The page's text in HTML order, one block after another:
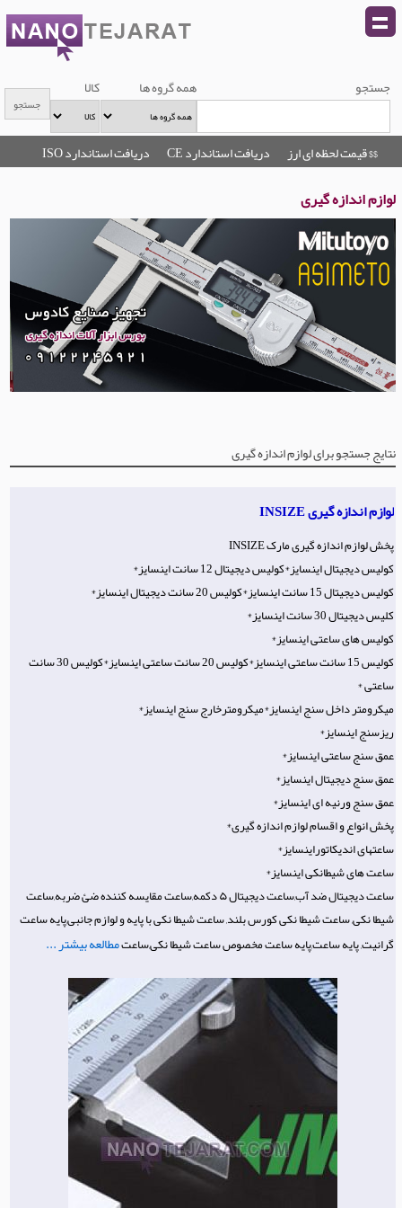
جستجو همه گروه ها کالا
$$ قیمت لحظه ای ارز دریافت استاندارد CE دریافت استاندارد ISO
لوازم اندازه گیری
نتایج جستجو برای لوازم اندازه گیری
لوازم اندازه گیری INSIZE
پخش لوازم اندازه گیری مارک INSIZE
کولیس دیجیتال اینسایز*کولیس دیجیتال 12 سانت اینسایز*
کولیس دیجیتال 15 سانت اینسایز*کولیس 20 سانت دیجیتال اینسایز*
کلیس دیجیتال 30 سانت اینسایز*
کولیس های ساعتی اینسایز*
کولیس 15 سانت ساعتی اینسایز*کولیس 20 سانت ساعتی اینسایز*کولیس 30 سانت
ساعتی *
میکرومتر داخل سنج اینسایز*میکرومترخارج سنج اینسایز*
ریزسنج اینسایز*
عمق سنج ساعتی اینسایز*
عمق سنج دیجیتال اینسایز*
عمق سنج ورنیه ای اینسایز*
پخش انواع و اقسام لوازم اندازه گیری*
ساعتهای اندیکاتوراینسایز*
ساعت های شیطانکی اینسایز*
ساعت دیجیتال ضد آب,ساعت دیجیتال ۵ دکمه,ساعت مقایسه کننده ضئ ضربه,ساعت
شیطا نکی, ساعت شیطا نکی کورس بلند, ساعت شیطا نکی با پایه و لوازم جانبی,پایه ساعت
گرانیت, پایه ساعت,پایه ساعت مخصوص ساعت شیطا نکی,ساعتمطالعه بیشتر ...